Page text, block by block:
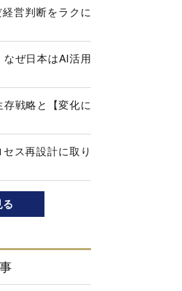
営判断をラクに
なぜ日本はAI活用
戦略と【変化に
ス再設計に取り